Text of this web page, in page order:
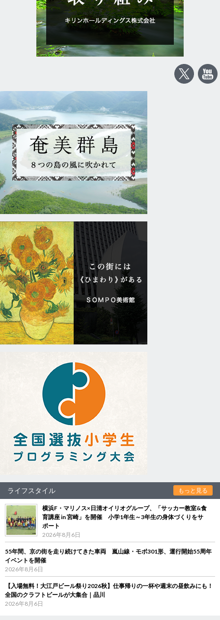
ライフスタイル もっと見る
横浜F・マリノス×日清オイリオグループ、「サッカー教室&食
育講座 in 宮崎」を開催 小学1年生～3年生の身体づくりをサ
ポート
2026年8月6日
55年間、京の街を走り続けてきた車両 嵐山線・モボ301形、運行開始55周年
イベントを開催
2026年8月6日
【入場無料！大江戸ビール祭り2026秋】仕事帰りの一杯や週末の昼飲みにも！
全国のクラフトビールが大集合｜品川
2026年8月6日